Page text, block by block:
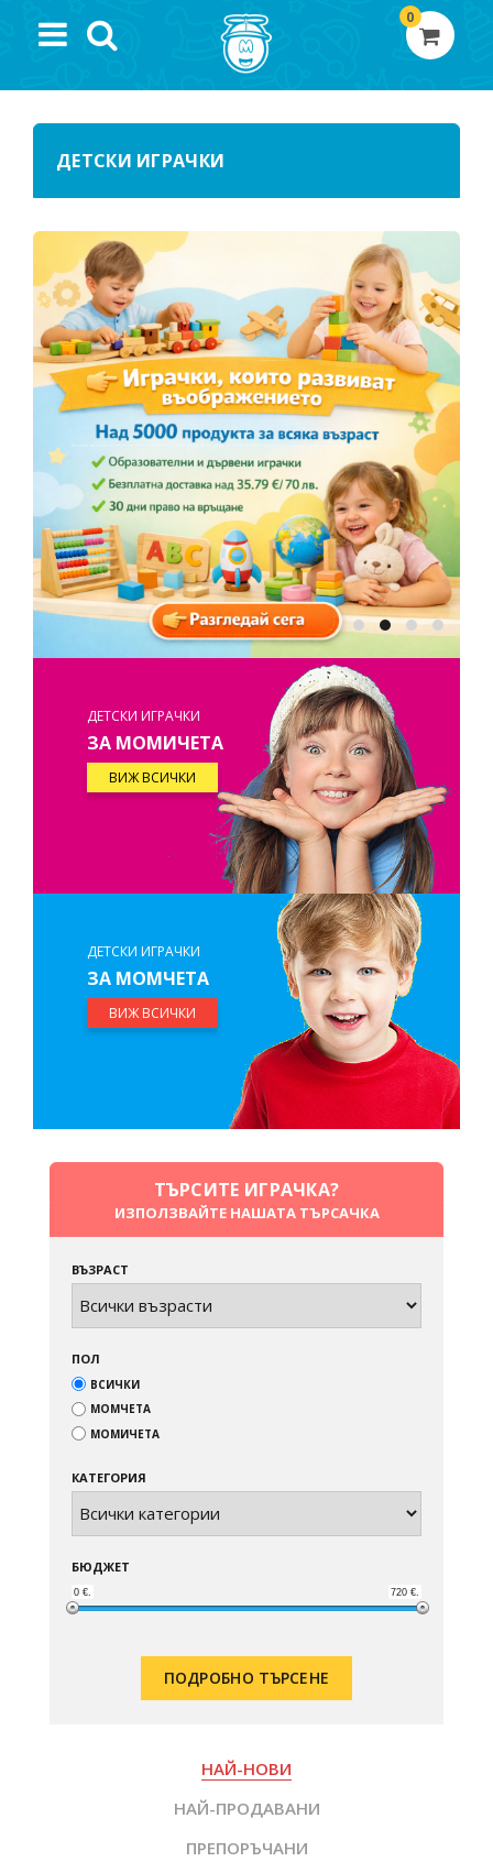
0
ДЕТСКИ ИГРАЧКИ
ДЕТСКИ ИГРАЧКИ
ЗА МОМИЧЕТА
ВИЖ ВСИЧКИ
ДЕТСКИ ИГРАЧКИ
ЗА МОМЧЕТА
ВИЖ ВСИЧКИ
ТЪРСИТЕ ИГРАЧКА?
ИЗПОЛЗВАЙТЕ НАШАТА ТЪРСАЧКА
ВЪЗРАСТ
ПОЛ
ВСИЧКИ
МОМЧЕТА
МОМИЧЕТА
КАТЕГОРИЯ
БЮДЖЕТ
0 €. 720 €.
ПОДРОБНО ТЪРСЕНЕ
НАЙ-НОВИ
НАЙ-ПРОДАВАНИ
ПРЕПОРЪЧАНИ